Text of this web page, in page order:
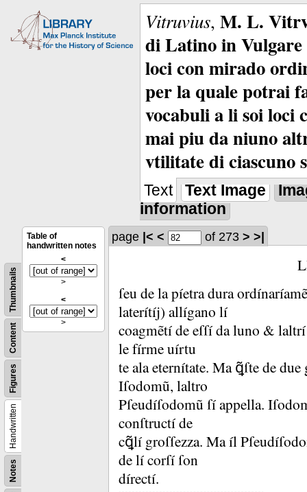
Vitruvius, M. L.
di Latino in Vulgare
loci con mirado
per la quale potrai
vocabuli a li soi loci
mai piu da niuno
vtilitate di ciascuno
Text Text Image
information
Notes
Handwritten
Figures
Content
Thumbnails
Table of
handwritten notes
<
>
<
>
page |< < of 273 > >|
ſeu de la píetra dura
laterítíj) allígano lí
coagmẽtí de eſſí da luno &
le fírme uírtu
te ala eternítate. Ma ꝗ̃ſte de due
Iſodomũ, laltro
Pſeudíſodomũ ſí appella.
conſtructí de
cꝗ̃lí groſſezza. Ma íl
de lí corſí ſon
dírectí.